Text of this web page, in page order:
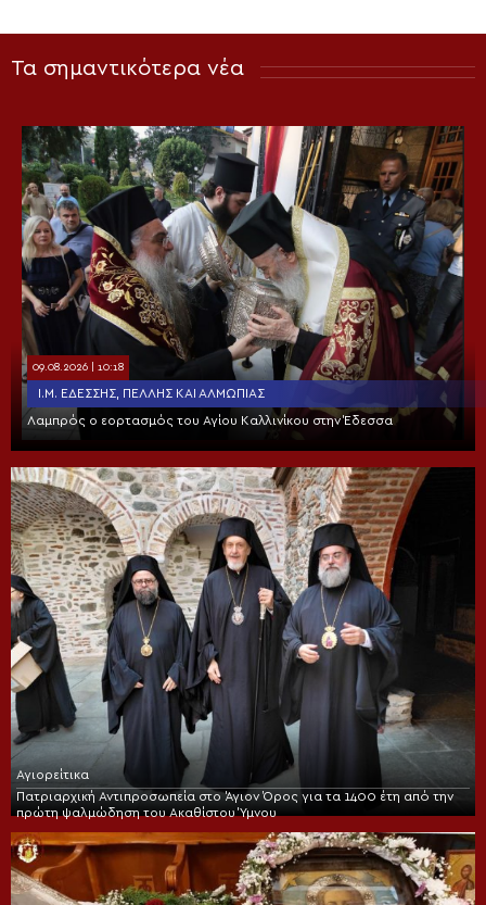
Τα σημαντικότερα νέα
09.08.2026 | 10:18
Ι.Μ. ΕΔΈΣΣΗΣ, ΠΈΛΛΗΣ ΚΑΙ ΑΛΜΩΠΊΑΣ
Λαμπρός ο εορτασμός του Αγίου Καλλινίκου στην Έδεσσα
Αγιορείτικα
Πατριαρχική Αντιπροσωπεία στο Άγιον Όρος για τα 1400 έτη από την
πρώτη ψαλμώδηση του Ακαθίστου Ύμνου